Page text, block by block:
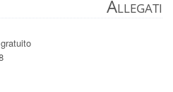
Allegati